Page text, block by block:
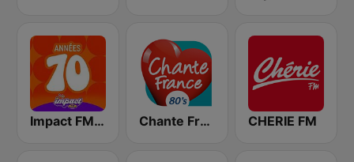
Impact FM - Années 70 Chante France 80's CHERIE FM